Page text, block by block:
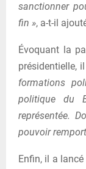
sanctionner
fin », a-t-il
Évoquant la
présidentielle,
formations
politique du
représentée.
pouvoir
Enfin, il a